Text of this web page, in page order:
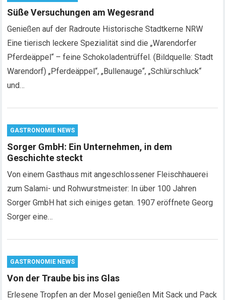
Süße Versuchungen am Wegesrand
Genießen auf der Radroute Historische Stadtkerne NRW
Eine tierisch leckere Spezialität sind die „Warendorfer
Pferdeäppel“ – feine Schokoladentrüffel. (Bildquelle: Stadt
Warendorf) „Pferdeäppel“, „Bullenauge“, „Schlürschluck“
und…
GASTRONOMIE NEWS
Sorger GmbH: Ein Unternehmen, in dem
Geschichte steckt
Von einem Gasthaus mit angeschlossener Fleischhauerei
zum Salami- und Rohwurstmeister: In über 100 Jahren
Sorger GmbH hat sich einiges getan. 1907 eröffnete Georg
Sorger eine…
GASTRONOMIE NEWS
Von der Traube bis ins Glas
Erlesene Tropfen an der Mosel genießen Mit Sack und Pack